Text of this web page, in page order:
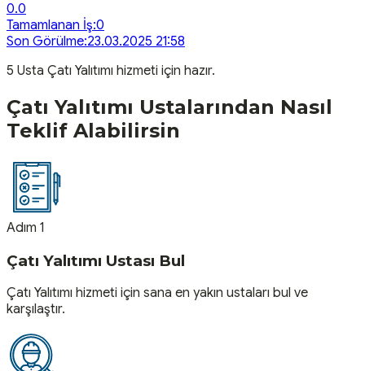
0.0
Tamamlanan İş:0
Son Görülme:23.03.2025 21:58
5 Usta Çatı Yalıtımı hizmeti için hazır.
Çatı Yalıtımı Ustalarından Nasıl
Teklif Alabilirsin
Adım 1
Çatı Yalıtımı Ustası Bul
Çatı Yalıtımı hizmeti için sana en yakın ustaları bul ve
karşılaştır.